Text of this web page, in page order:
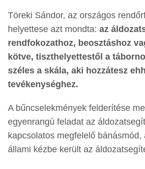
Töreki Sándor, az országos
helyettese azt mondta: az
rendfokozathoz, beosztáshoz
kötve, tiszthelyettestől a
széles a skála, aki hozzátesz
tevékenységhez.
A bűncselekmények felderítése
egyenrangú feladat az
kapcsolatos megfelelő bánásmód,
állami kézbe került az